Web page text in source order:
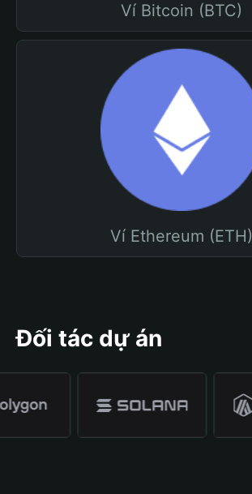
Ví Bitcoin (BTC)
Ví Ethereum (ETH)
Đối tác dự án